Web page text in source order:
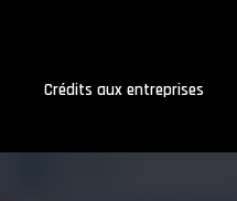
Crédits aux entreprises